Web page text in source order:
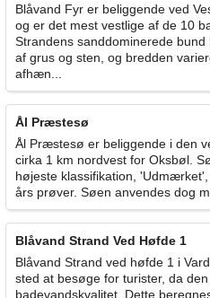
Blåvand Fyr er beliggende ved
og er det mest vestlige af de 10
Strandens sanddominerede
af grus og sten, og bredden
afhæn...
Ål Præstesø
Ål Præstesø er beliggende i den
cirka 1 km nordvest for Oksbøl.
højeste klassifikation,
års prøver. Søen anvendes dog
Blåvand Strand Ved Høfde 1
Blåvand Strand ved høfde 1 i
sted at besøge for turister, da
badevandskvalitet. Dette